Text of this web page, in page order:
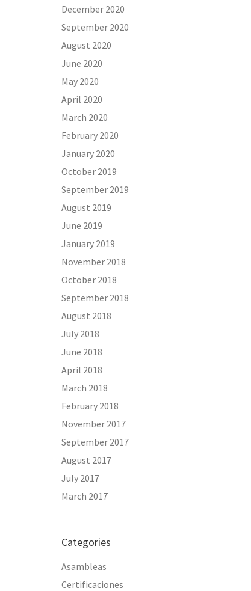
December 2020
September 2020
August 2020
June 2020
May 2020
April 2020
March 2020
February 2020
January 2020
October 2019
September 2019
August 2019
June 2019
January 2019
November 2018
October 2018
September 2018
August 2018
July 2018
June 2018
April 2018
March 2018
February 2018
November 2017
September 2017
August 2017
July 2017
March 2017
Categories
Asambleas
Certificaciones